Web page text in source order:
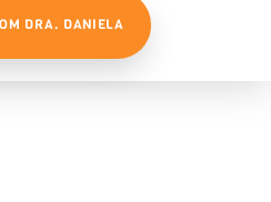
DRA. DANIELA